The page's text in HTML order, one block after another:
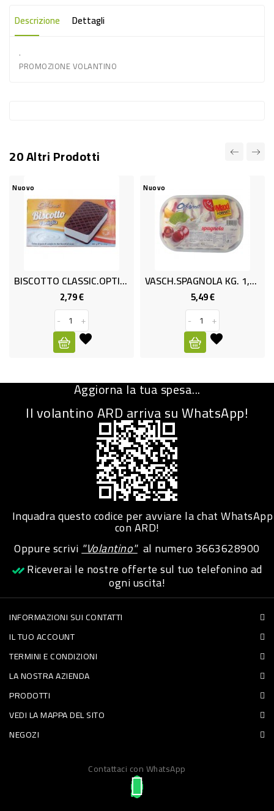
-
TESSUTI
DETERGENTI
SUPERFICI
ACCESSORI
CASA
CURA
IGIENICO
SANITARI
PERSONA
PUERICULTURA
PET
PET
FOOD
FRESCHI
PIATTI
PRONTI
E
CONDIMENTI
Descrizione Dettagli
.
PROMOZIONE VOLANTINO
20 Altri Prodotti
Nuovo
BISCOTTO CLASSIC.OPTIMO GR.400
2,79 €Prezzo
-
+
Nuovo
VASCH.SPAGNOLA KG. 1,5 OPTIMO
5,49 €Prezzo
-
+
Aggiorna la tua spesa...
Il volantino ARD arriva su WhatsApp!
Inquadra questo codice per avviare la chat WhatsApp
con ARD!
Oppure scrivi"Volantino"al numero3663628900
Riceverai le nostre offerte sul tuo telefonino ad
ogni uscita!
INFORMAZIONI SUI CONTATTI
IL TUO ACCOUNT
TERMINI E CONDIZIONI
LA NOSTRA AZIENDA
PRODOTTI
VEDI LA MAPPA DEL SITO
NEGOZI
Contattaci con WhatsApp